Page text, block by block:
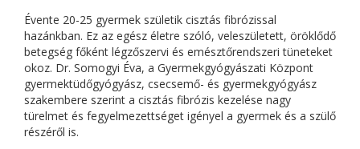
Évente 20-25 gyermek születik cisztás fibrózissal
hazánkban. Ez az egész életre szóló, veleszületett, öröklődő
betegség főként légzőszervi és emésztőrendszeri tüneteket
okoz. Dr. Somogyi Éva, a Gyermekgyógyászati Központ
gyermektüdőgyógyász, csecsemő- és gyermekgyógyász
szakembere szerint a cisztás fibrózis kezelése nagy
türelmet és fegyelmezettséget igényel a gyermek és a szülő
részéről is.